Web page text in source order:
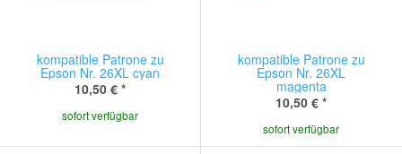
kompatible Patrone zu
Epson Nr. 26XL cyan
10,50 € *
sofort verfügbar
kompatible Patrone zu
Epson Nr. 26XL
magenta
10,50 € *
sofort verfügbar